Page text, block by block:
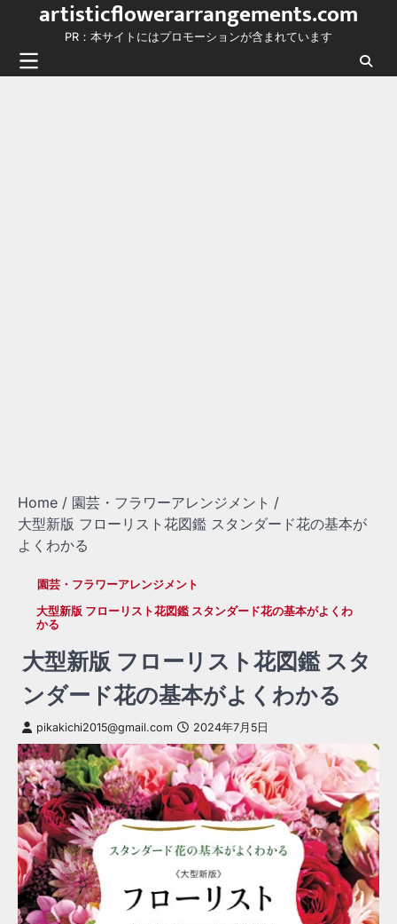
content
artisticflowerarrangements.com
PR：本サイトにはプロモーションが含まれています
Home
園芸・フラワーアレンジメント
大型新版 フローリスト花図鑑 スタンダード花の基本が
よくわかる
園芸・フラワーアレンジメント
大型新版 フローリスト花図鑑 スタンダード花の基本がよくわ
かる
大型新版 フローリスト花図鑑 スタ
ンダード花の基本がよくわかる
pikakichi2015@gmail.com 2024年7月5日